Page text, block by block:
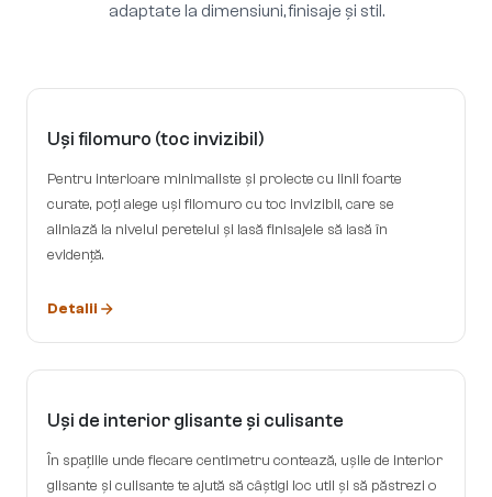
adaptate la dimensiuni, finisaje și stil.
Uși filomuro (toc invizibil)
Pentru interioare minimaliste și proiecte cu linii foarte
curate, poți alege uși filomuro cu toc invizibil, care se
aliniază la nivelul peretelui și lasă finisajele să iasă în
evidență.
Detalii
Uși de interior glisante și culisante
În spațiile unde fiecare centimetru contează, ușile de interior
glisante și culisante te ajută să câștigi loc util și să păstrezi o